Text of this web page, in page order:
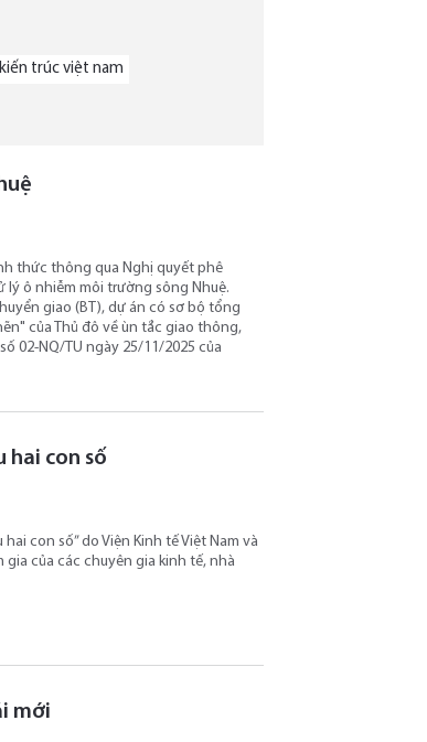
trúc việt nam
thức thông qua Nghị quyết phê
lý ô nhiễm môi trường sông Nhuệ.
giao (BT), dự án có sơ bộ tổng
của Thủ đô về ùn tắc giao thông,
02-NQ/TU ngày 25/11/2025 của
hai con số
con số” do Viện Kinh tế Việt Nam và
gia của các chuyên gia kinh tế, nhà
mới